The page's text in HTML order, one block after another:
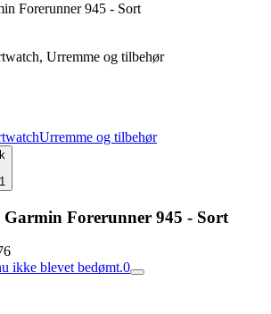
Forerunner 945 - Sort
Urremme og tilbehør
Urremme og tilbehør
Forerunner 945 - Sort
ikke blevet bedømt.0